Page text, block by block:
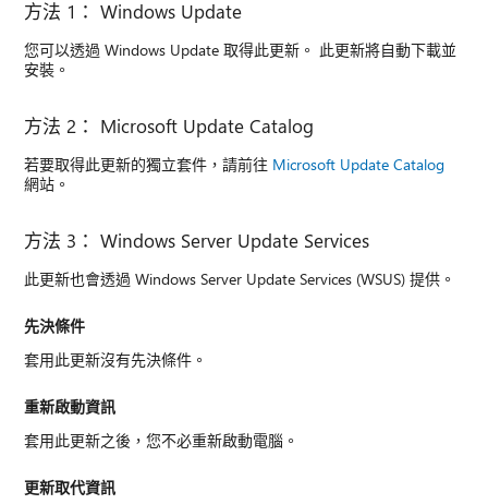
方法 1： Windows Update
您可以透過 Windows Update 取得此更新。 此更新將自動下載並
安裝。
方法 2： Microsoft Update Catalog
若要取得此更新的獨立套件，請前往 Microsoft Update Catalog
網站。
方法 3： Windows Server Update Services
此更新也會透過 Windows Server Update Services (WSUS) 提供。
先決條件
套用此更新沒有先決條件。
重新啟動資訊
套用此更新之後，您不必重新啟動電腦。
更新取代資訊